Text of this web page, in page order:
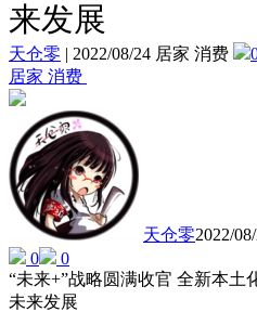
来发展
天仓零 | 2022/08/24 居家 消费
居家 消费
天仓零2022/
0
0
“未来+”战略圆满收官 全新本土
未来发展